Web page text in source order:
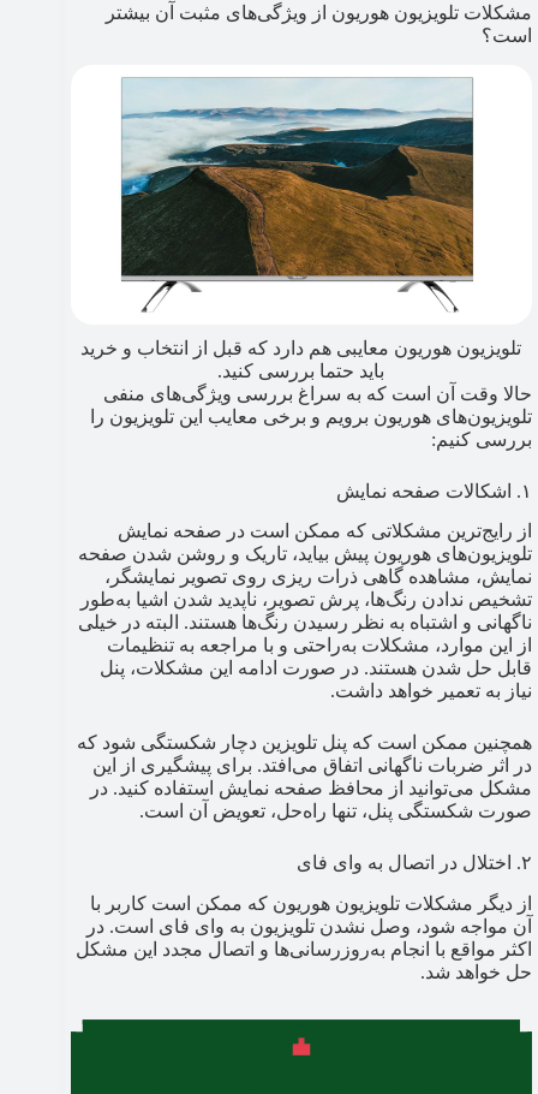
مشکلات تلویزیون هوریون از ویژگی‌های مثبت آن بیشتر
است؟
تلویزیون هوریون معایبی هم دارد که قبل از انتخاب و خرید
باید حتما بررسی کنید.
حالا وقت آن است که به سراغ بررسی ویژگی‌های منفی
تلویزیون‌های هوریون برویم و برخی معایب این تلویزیون را
بررسی کنیم:
۱. اشکالات صفحه نمایش
از رایج‌ترین مشکلاتی که ممکن است در صفحه نمایش
تلویزیون‌های هوریون پیش بیاید، تاریک و روشن شدن صفحه
نمایش، مشاهده گاهی ذرات ریزی روی تصویر نمایشگر،
تشخیص ندادن رنگ‌ها، پرش تصویر، ناپدید شدن اشیا به‌طور
ناگهانی و اشتباه به نظر رسیدن رنگ‌ها هستند. البته در خیلی
از این موارد، مشکلات به‌راحتی و با مراجعه به تنظیمات
قابل حل شدن هستند. در صورت ادامه این مشکلات، پنل
نیاز به تعمیر خواهد داشت.
همچنین ممکن است که پنل تلویزین دچار شکستگی شود که
در اثر ضربات ناگهانی اتفاق می‌افتد. برای پیشگیری از این
مشکل می‌توانید از محافظ صفحه نمایش استفاده کنید. در
صورت شکستگی پنل، تنها راه‌حل، تعویض آن است.
۲. اختلال در اتصال به وای فای
از دیگر مشکلات تلویزیون هوریون که ممکن است کاربر با
آن مواجه شود، وصل نشدن تلویزیون به وای فای است. در
اکثر مواقع با انجام به‌روزرسانی‌ها و اتصال مجدد این مشکل
حل خواهد شد.